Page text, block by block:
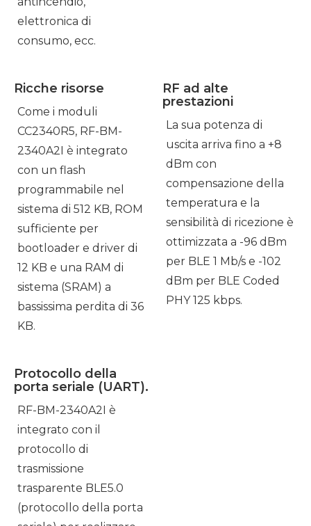
elettronica di
consumo, ecc.
Ricche risorse
Come i moduli
CC2340R5, RF-BM-
2340A2I è integrato
con un flash
programmabile nel
sistema di 512 KB, ROM
sufficiente per
bootloader e driver di
12 KB e una RAM di
sistema (SRAM) a
bassissima perdita di 36
KB.
RF ad alte
prestazioni
La sua potenza di
uscita arriva fino a +8
dBm con
compensazione della
temperatura e la
sensibilità di ricezione è
ottimizzata a -96 dBm
per BLE 1 Mb/s e -102
dBm per BLE Coded
PHY 125 kbps.
Protocollo della
porta seriale (UART).
RF-BM-2340A2I è
integrato con il
protocollo di
trasmissione
trasparente BLE5.0
(protocollo della porta